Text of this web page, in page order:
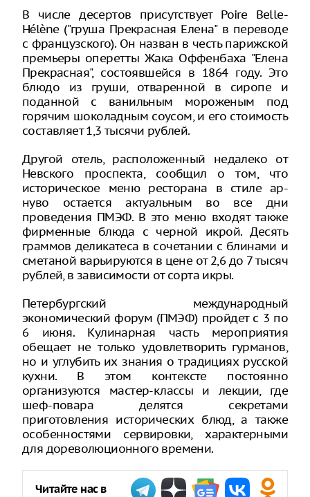
В числе десертов присутствует Poire Belle-
Hélène ("груша Прекрасная Елена" в переводе
с французского). Он назван в честь парижской
премьеры оперетты Жака Оффенбаха "Елена
Прекрасная", состоявшейся в 1864 году. Это
блюдо из груши, отваренной в сиропе и
поданной с ванильным мороженым под
горячим шоколадным соусом, и его стоимость
составляет 1,3 тысячи рублей.
Другой отель, расположенный недалеко от
Невского проспекта, сообщил о том, что
историческое меню ресторана в стиле ар-
нуво остается актуальным во все дни
проведения ПМЭФ. В это меню входят также
фирменные блюда с черной икрой. Десять
граммов деликатеса в сочетании с блинами и
сметаной варьируются в цене от 2,6 до 7 тысяч
рублей, в зависимости от сорта икры.
Петербургский международный
экономический форум (ПМЭФ) пройдет с 3 по
6 июня. Кулинарная часть мероприятия
обещает не только удовлетворить гурманов,
но и углубить их знания о традициях русской
кухни. В этом контексте постоянно
организуются мастер-классы и лекции, где
шеф-повара делятся секретами
приготовления исторических блюд, а также
особенностями сервировки, характерными
для дореволюционного времени.
Читайте нас в